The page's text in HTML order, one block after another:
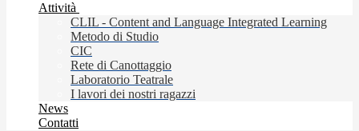
Attività
CLIL - Content and Language Integrated Learning
Metodo di Studio
CIC
Rete di Canottaggio
Laboratorio Teatrale
I lavori dei nostri ragazzi
News
Contatti